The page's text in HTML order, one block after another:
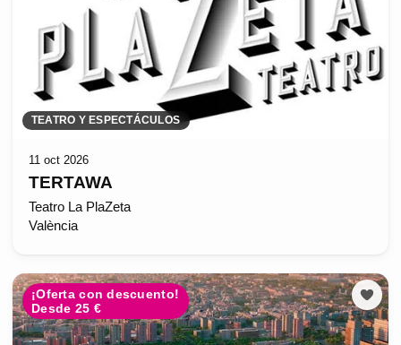
TEATRO Y ESPECTÁCULOS
11 oct 2026
TERTAWA
Teatro La PlaZeta
València
¡Oferta con descuento!
Desde 25 €